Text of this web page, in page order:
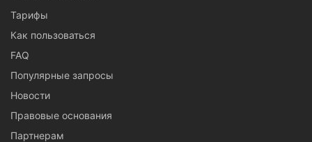
Тарифы
Как пользоваться
FAQ
Популярные запросы
Новости
Правовые основания
Партнерам